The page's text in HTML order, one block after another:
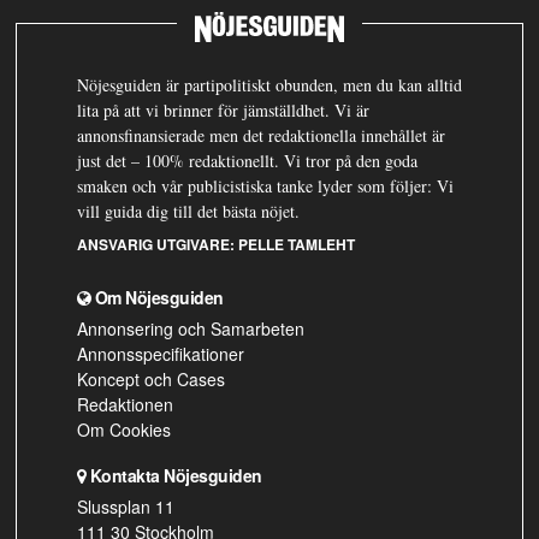
Nöjesguiden är partipolitiskt obunden, men du kan alltid
lita på att vi brinner för jämställdhet. Vi är
annonsfinansierade men det redaktionella innehållet är
just det – 100% redaktionellt. Vi tror på den goda
smaken och vår publicistiska tanke lyder som följer: Vi
vill guida dig till det bästa nöjet.
ANSVARIG UTGIVARE: PELLE TAMLEHT
Om Nöjesguiden
Annonsering och Samarbeten
Annonsspecifikationer
Koncept och Cases
Redaktionen
Om Cookies
Kontakta Nöjesguiden
Slussplan 11
111 30 Stockholm